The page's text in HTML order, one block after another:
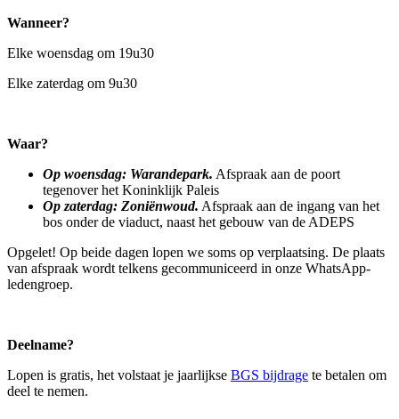
Wanneer?
Elke woensdag om 19u30
Elke zaterdag om 9u30
Waar?
Op woensdag: Warandepark. Afspraak aan de poort
tegenover het Koninklijk Paleis
Op zaterdag: Zoniënwoud. Afspraak aan de ingang van het
bos onder de viaduct, naast het gebouw van de ADEPS
Opgelet! Op beide dagen lopen we soms op verplaatsing. De plaats
van afspraak wordt telkens gecommuniceerd in onze WhatsApp-
ledengroep.
Deelname?
Lopen is gratis, het volstaat je jaarlijkse BGS bijdrage te betalen om
deel te nemen.